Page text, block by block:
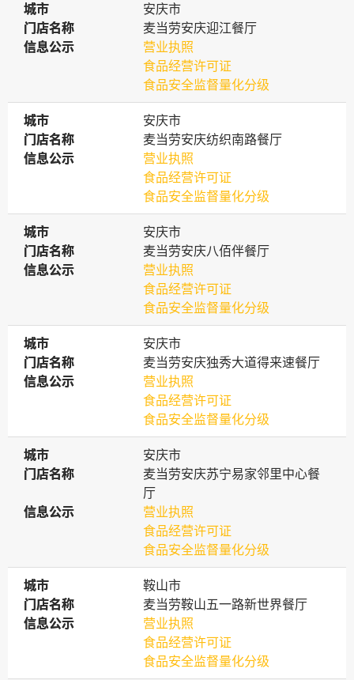
城市
城市
安庆市
门店名称
门店名称
麦当劳安庆迎江餐厅
信息公示
信息公示
营业执照
食品经营许可证
食品安全监督量化分级
城市
城市
安庆市
门店名称
门店名称
麦当劳安庆纺织南路餐厅
信息公示
信息公示
营业执照
食品经营许可证
食品安全监督量化分级
城市
城市
安庆市
门店名称
门店名称
麦当劳安庆八佰伴餐厅
信息公示
信息公示
营业执照
食品经营许可证
食品安全监督量化分级
城市
城市
安庆市
门店名称
门店名称
麦当劳安庆独秀大道得来速餐厅
信息公示
信息公示
营业执照
食品经营许可证
食品安全监督量化分级
城市
城市
安庆市
门店名称
门店名称
麦当劳安庆苏宁易家邻里中心餐
厅
信息公示
信息公示
营业执照
食品经营许可证
食品安全监督量化分级
城市
城市
鞍山市
门店名称
门店名称
麦当劳鞍山五一路新世界餐厅
信息公示
信息公示
营业执照
食品经营许可证
食品安全监督量化分级